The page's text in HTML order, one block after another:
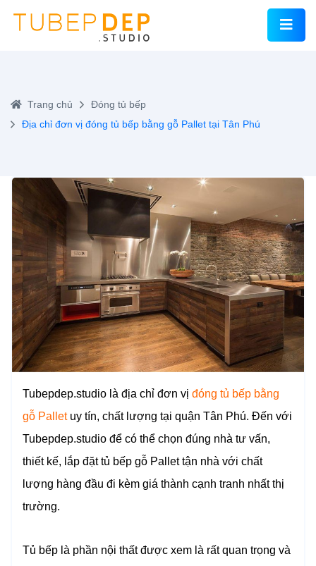
Trang chủ
Đóng tủ bếp
Địa chỉ đơn vị đóng tủ bếp bằng gỗ Pallet tại Tân Phú
Tubepdep.studio là địa chỉ đơn vị đóng tủ bếp bằng
gỗ Palletuy tín, chất lượng tại quận Tân Phú. Đến với
Tubepdep.studio để có thể chọn đúng nhà tư vấn,
thiết kế, lắp đặt tủ bếp gỗ Pallet tận nhà với chất
lượng hàng đầu đi kèm giá thành cạnh tranh nhất thị
trường.
Tủ bếp là phần nội thất được xem là rất quan trọng và